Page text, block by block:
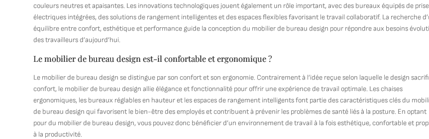
couleurs neutres et apaisantes. Les innovations technologiques jouent également un rôle important, avec des bureaux équipés de
électriques intégrées, des solutions de rangement intelligentes et des espaces flexibles favorisant le travail collaboratif. La recherche
équilibre entre confort, esthétique et performance guide la conception du mobilier de bureau design pour répondre aux besoins
des travailleurs d’aujourd’hui.
Le mobilier de bureau design est-il confortable et ergonomique ?
Le mobilier de bureau design se distingue par son confort et son ergonomie. Contrairement à l’idée reçue selon laquelle le design
confort, le mobilier de bureau design allie élégance et fonctionnalité pour offrir une expérience de travail optimale. Les chaises
ergonomiques, les bureaux réglables en hauteur et les espaces de rangement intelligents font partie des caractéristiques clés du
de bureau design qui favorisent le bien-être des employés et contribuent à prévenir les problèmes de santé liés à la posture. En optant
pour du mobilier de bureau design, vous pouvez donc bénéficier d’un environnement de travail à la fois esthétique, confortable et
à la productivité.